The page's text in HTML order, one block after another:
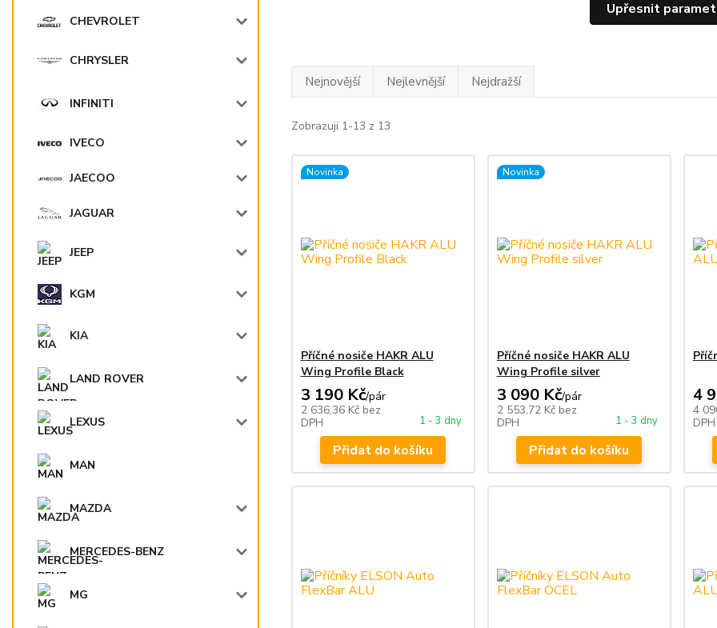
CHEVROLET
CHRYSLER
INFINITI
IVECO
JAECOO
JAGUAR
JEEP
KGM
KIA
LAND ROVER
LEXUS
MAN
MAZDA
MERCEDES-BENZ
MG
Upřesnit
Nejnovější Nejlevnější Nejdražší
Zobrazuji 1-13 z 13
Novinka
Příčné nosiče HAKR ALU
Wing Profile Black
3 190 Kč/pár
2 636,36 Kč bez
DPH
1 - 3 dny
Přidat do košíku
Novinka
Příčné nosiče HAKR ALU
Wing Profile silver
3 090 Kč/pár
2 553,72 Kč bez
DPH
1 - 3 dny
Přidat do košíku
4
4
DPH